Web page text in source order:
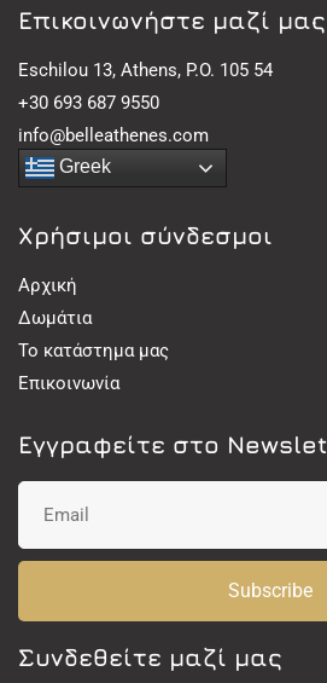
Eπικοινωνήστε μαζί μας
Eschilou 13, Athens, P.O. 105 54
+30 693 687 9550
info@belleathenes.com
Greek
Χρήσιμοι σύνδεσμοι
Αρχική
Δωμάτια
Το κατάστημα μας
Επικοινωνία
Εγγραφείτε στο
Subscribe
Συνδεθείτε μαζί μας